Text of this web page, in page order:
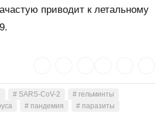
приводит к летальному
# SARS-CoV-2
# гельминты
# пандемия
# паразиты